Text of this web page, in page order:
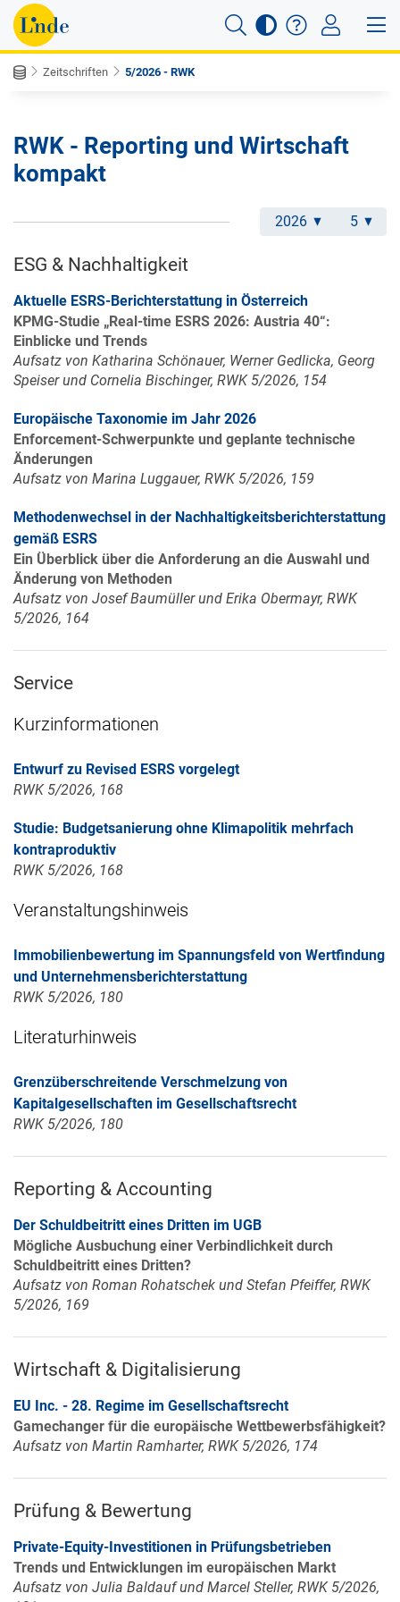
Zeitschriften 5/2026 - RWK
RWK - Reporting und Wirtschaft
kompakt
2026 5
ESG & Nachhaltigkeit
Aktuelle ESRS-Berichterstattung in Österreich
KPMG-Studie „Real-time ESRS 2026: Austria 40“:
Einblicke und Trends
Aufsatz von Katharina Schönauer, Werner Gedlicka, Georg
Speiser und Cornelia Bischinger, RWK 5/2026, 154
Europäische Taxonomie im Jahr 2026
Enforcement-Schwerpunkte und geplante technische
Änderungen
Aufsatz von Marina Luggauer, RWK 5/2026, 159
Methodenwechsel in der Nachhaltigkeitsberichterstattung
gemäß ESRS
Ein Überblick über die Anforderung an die Auswahl und
Änderung von Methoden
Aufsatz von Josef Baumüller und Erika Obermayr, RWK
5/2026, 164
Service
Kurzinformationen
Entwurf zu Revised ESRS vorgelegt
RWK 5/2026, 168
Studie: Budgetsanierung ohne Klimapolitik mehrfach
kontraproduktiv
RWK 5/2026, 168
Veranstaltungshinweis
Immobilienbewertung im Spannungsfeld von Wertfindung
und Unternehmensberichterstattung
RWK 5/2026, 180
Literaturhinweis
Grenzüberschreitende Verschmelzung von
Kapitalgesellschaften im Gesellschaftsrecht
RWK 5/2026, 180
Reporting & Accounting
Der Schuldbeitritt eines Dritten im UGB
Mögliche Ausbuchung einer Verbindlichkeit durch
Schuldbeitritt eines Dritten?
Aufsatz von Roman Rohatschek und Stefan Pfeiffer, RWK
5/2026, 169
Wirtschaft & Digitalisierung
EU Inc. - 28. Regime im Gesellschaftsrecht
Gamechanger für die europäische Wettbewerbsfähigkeit?
Aufsatz von Martin Ramharter, RWK 5/2026, 174
Prüfung & Bewertung
Private-Equity-Investitionen in Prüfungsbetrieben
Trends und Entwicklungen im europäischen Markt
Aufsatz von Julia Baldauf und Marcel Steller, RWK 5/2026,